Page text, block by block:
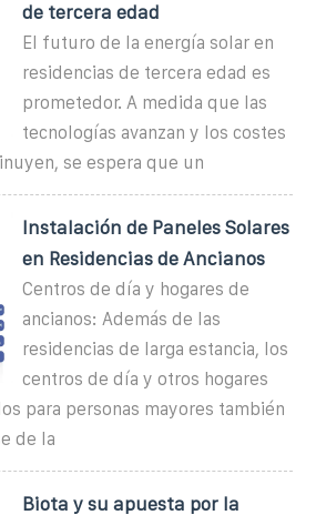
de tercera edad
El futuro de la energía solar en
residencias de tercera edad es
prometedor. A medida que las
tecnologías avanzan y los costes
se espera que un
Instalación de Paneles Solares
en Residencias de Ancianos
Centros de día y hogares de
ancianos: Además de las
residencias de larga estancia, los
centros de día y otros hogares
para personas mayores también
de la
Biota y su apuesta por la